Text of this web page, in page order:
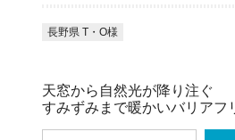
長野県 T・O様
天窓から自然光が降り注ぐ
すみずみまで暖かいバリアフ